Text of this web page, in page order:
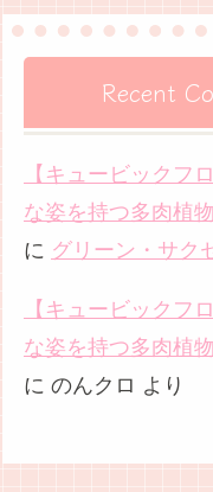
Recent
【キュービックフ
な姿を持つ多肉植
に グリーン・サク
【キュービックフ
な姿を持つ多肉植
に のんクロ より